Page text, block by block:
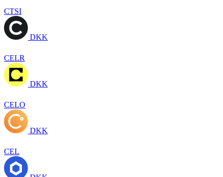
CTSI
DKK
CELR
DKK
CELO
DKK
CEL